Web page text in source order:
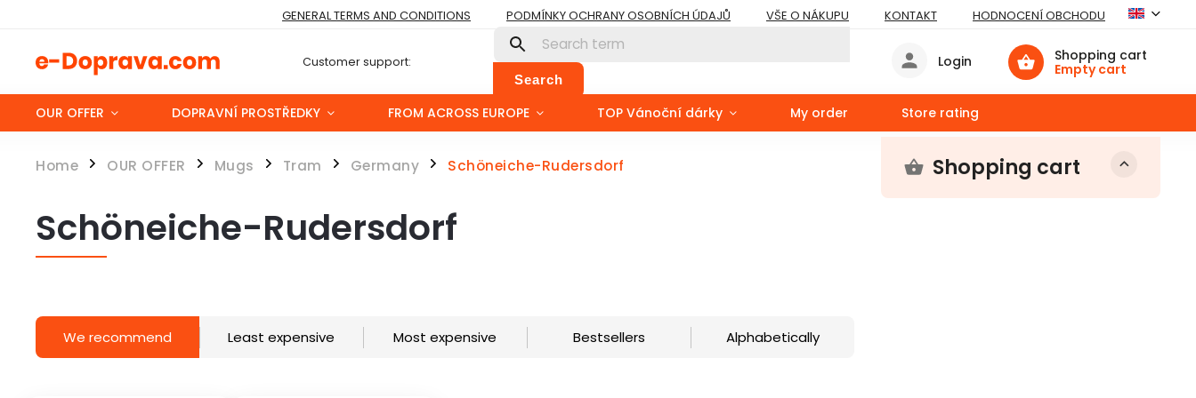
GENERAL TERMS AND CONDITIONS PODMÍNKY OCHRANY OSOBNÍCH ÚDAJŮ VŠE O NÁKUPU KONTAKT HODNOCENÍ OBCHODU
Customer support:
Search
Shopping cart
Empty cart
Login
OUR OFFER DOPRAVNÍ PROSTŘEDKY FROM ACROSS EUROPE TOP Vánoční dárky My order Store rating
Home / OUR OFFER / Mugs / Tram / Germany / Schöneiche-Rudersdorf Shopping cart
Schöneiche-Rudersdorf
We recommend Least expensive Most expensive Bestsellers Alphabetically